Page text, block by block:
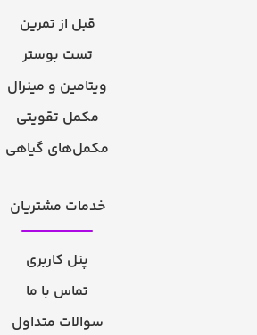
قبل از تمرین
تست بوستر
ویتامین و مینرال
مکمل تقویتی
مکمل‌های گیاهی
خدمات مشتریان
پنل کاربری
تماس با ما
سوالات متداول